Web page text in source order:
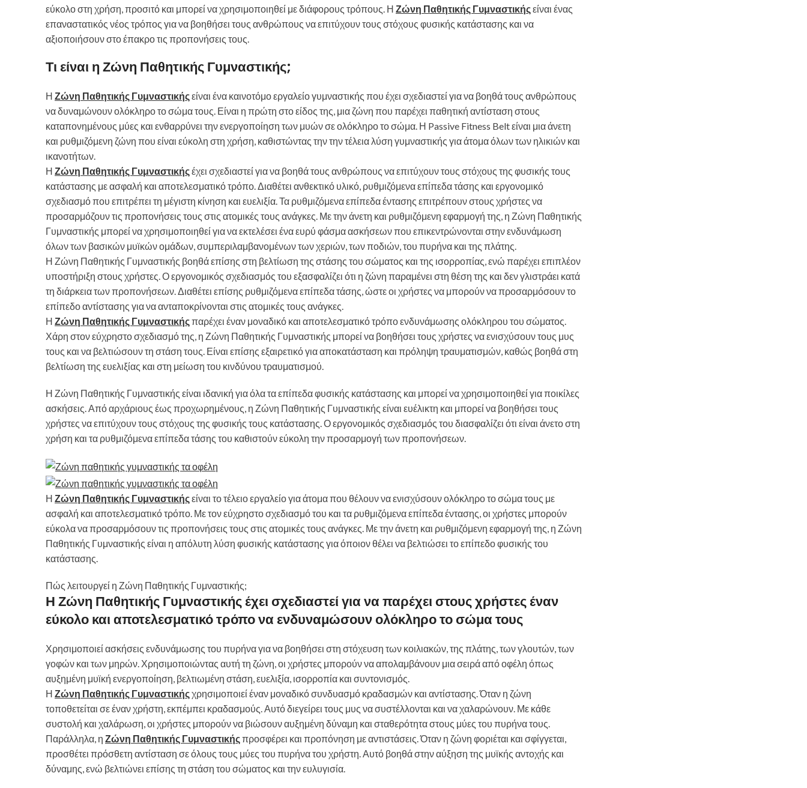
εύκολο στη χρήση, προσιτό και μπορεί να χρησιμοποιηθεί με διάφορους τρόπους. Η Ζώνη Παθητικής Γυμναστικήςείναι ένας
επαναστατικός νέος τρόπος για να βοηθήσει τους ανθρώπους να επιτύχουν τους στόχους φυσικής κατάστασης και να
αξιοποιήσουν στο έπακρο τις προπονήσεις τους.
Τι είναι η Ζώνη Παθητικής Γυμναστικής;
Η Ζώνη Παθητικής Γυμναστικήςείναι ένα καινοτόμο εργαλείο γυμναστικής που έχει σχεδιαστεί για να βοηθά τους ανθρώπους
να δυναμώνουν ολόκληρο το σώμα τους. Είναι η πρώτη στο είδος της, μια ζώνη που παρέχει παθητική αντίσταση στους
καταπονημένους μύες και ενθαρρύνει την ενεργοποίηση των μυών σε ολόκληρο το σώμα. Η Passive Fitness Belt είναι μια άνετη
και ρυθμιζόμενη ζώνη που είναι εύκολη στη χρήση, καθιστώντας την την τέλεια λύση γυμναστικής για άτομα όλων των ηλικιών και
ικανοτήτων.
Η Ζώνη Παθητικής Γυμναστικήςέχει σχεδιαστεί για να βοηθά τους ανθρώπους να επιτύχουν τους στόχους της φυσικής τους
κατάστασης με ασφαλή και αποτελεσματικό τρόπο. Διαθέτει ανθεκτικό υλικό, ρυθμιζόμενα επίπεδα τάσης και εργονομικό
σχεδιασμό που επιτρέπει τη μέγιστη κίνηση και ευελιξία. Τα ρυθμιζόμενα επίπεδα έντασης επιτρέπουν στους χρήστες να
προσαρμόζουν τις προπονήσεις τους στις ατομικές τους ανάγκες. Με την άνετη και ρυθμιζόμενη εφαρμογή της, η Ζώνη Παθητικής
Γυμναστικής μπορεί να χρησιμοποιηθεί για να εκτελέσει ένα ευρύ φάσμα ασκήσεων που επικεντρώνονται στην ενδυνάμωση
όλων των βασικών μυϊκών ομάδων, συμπεριλαμβανομένων των χεριών, των ποδιών, του πυρήνα και της πλάτης.
Η Ζώνη Παθητικής Γυμναστικής βοηθά επίσης στη βελτίωση της στάσης του σώματος και της ισορροπίας, ενώ παρέχει επιπλέον
υποστήριξη στους χρήστες. Ο εργονομικός σχεδιασμός του εξασφαλίζει ότι η ζώνη παραμένει στη θέση της και δεν γλιστράει κατά
τη διάρκεια των προπονήσεων. Διαθέτει επίσης ρυθμιζόμενα επίπεδα τάσης, ώστε οι χρήστες να μπορούν να προσαρμόσουν το
επίπεδο αντίστασης για να ανταποκρίνονται στις ατομικές τους ανάγκες.
Η Ζώνη Παθητικής Γυμναστικήςπαρέχει έναν μοναδικό και αποτελεσματικό τρόπο ενδυνάμωσης ολόκληρου του σώματος.
Χάρη στον εύχρηστο σχεδιασμό της, η Ζώνη Παθητικής Γυμναστικής μπορεί να βοηθήσει τους χρήστες να ενισχύσουν τους μυς
τους και να βελτιώσουν τη στάση τους. Είναι επίσης εξαιρετικό για αποκατάσταση και πρόληψη τραυματισμών, καθώς βοηθά στη
βελτίωση της ευελιξίας και στη μείωση του κινδύνου τραυματισμού.
Η Ζώνη Παθητικής Γυμναστικής είναι ιδανική για όλα τα επίπεδα φυσικής κατάστασης και μπορεί να χρησιμοποιηθεί για ποικίλες
ασκήσεις. Από αρχάριους έως προχωρημένους, η Ζώνη Παθητικής Γυμναστικής είναι ευέλικτη και μπορεί να βοηθήσει τους
χρήστες να επιτύχουν τους στόχους της φυσικής τους κατάστασης. Ο εργονομικός σχεδιασμός του διασφαλίζει ότι είναι άνετο στη
χρήση και τα ρυθμιζόμενα επίπεδα τάσης του καθιστούν εύκολη την προσαρμογή των προπονήσεων.
Η Ζώνη Παθητικής Γυμναστικήςείναι το τέλειο εργαλείο για άτομα που θέλουν να ενισχύσουν ολόκληρο το σώμα τους με
ασφαλή και αποτελεσματικό τρόπο. Με τον εύχρηστο σχεδιασμό του και τα ρυθμιζόμενα επίπεδα έντασης, οι χρήστες μπορούν
εύκολα να προσαρμόσουν τις προπονήσεις τους στις ατομικές τους ανάγκες. Με την άνετη και ρυθμιζόμενη εφαρμογή της, η Ζώνη
Παθητικής Γυμναστικής είναι η απόλυτη λύση φυσικής κατάστασης για όποιον θέλει να βελτιώσει το επίπεδο φυσικής του
κατάστασης.
Πώς λειτουργεί η Ζώνη Παθητικής Γυμναστικής;
Η Ζώνη Παθητικής Γυμναστικής έχει σχεδιαστεί για να παρέχει στους χρήστες έναν
εύκολο και αποτελεσματικό τρόπο να ενδυναμώσουν ολόκληρο το σώμα τους
Χρησιμοποιεί ασκήσεις ενδυνάμωσης του πυρήνα για να βοηθήσει στη στόχευση των κοιλιακών, της πλάτης, των γλουτών, των
γοφών και των μηρών. Χρησιμοποιώντας αυτή τη ζώνη, οι χρήστες μπορούν να απολαμβάνουν μια σειρά από οφέλη όπως
αυξημένη μυϊκή ενεργοποίηση, βελτιωμένη στάση, ευελιξία, ισορροπία και συντονισμός.
Η Ζώνη Παθητικής Γυμναστικήςχρησιμοποιεί έναν μοναδικό συνδυασμό κραδασμών και αντίστασης. Όταν η ζώνη
τοποθετείται σε έναν χρήστη, εκπέμπει κραδασμούς. Αυτό διεγείρει τους μυς να συστέλλονται και να χαλαρώνουν. Με κάθε
συστολή και χαλάρωση, οι χρήστες μπορούν να βιώσουν αυξημένη δύναμη και σταθερότητα στους μύες του πυρήνα τους.
Παράλληλα, η Ζώνη Παθητικής Γυμναστικήςπροσφέρει και προπόνηση με αντιστάσεις. Όταν η ζώνη φοριέται και σφίγγεται,
προσθέτει πρόσθετη αντίσταση σε όλους τους μύες του πυρήνα του χρήστη. Αυτό βοηθά στην αύξηση της μυϊκής αντοχής και
δύναμης, ενώ βελτιώνει επίσης τη στάση του σώματος και την ευλυγισία.